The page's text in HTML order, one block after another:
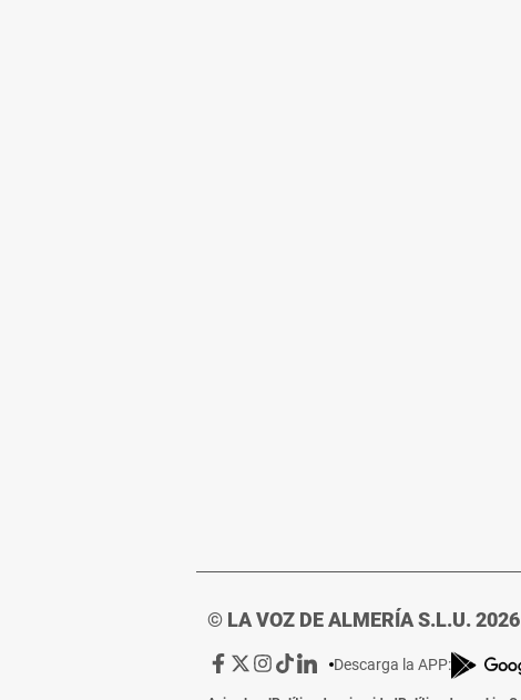
© LA VOZ DE ALMERÍA S.L.U. 2026
Ir
Ir
Ir Ir Ir
Descarga la APP: